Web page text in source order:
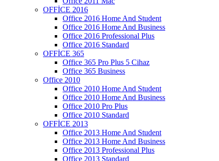
OFFİCE 2016
Office 2016 Home And Student
Office 2016 Home And Business
Office 2016 Professional Plus
Office 2016 Standard
OFFİCE 365
Office 365 Pro Plus 5 Cihaz
Office 365 Business
Office 2010
Office 2010 Home And Student
Office 2010 Home And Business
Office 2010 Pro Plus
Office 2010 Standard
OFFİCE 2013
Office 2013 Home And Student
Office 2013 Home And Business
Office 2013 Professional Plus
Office 2013 Standard